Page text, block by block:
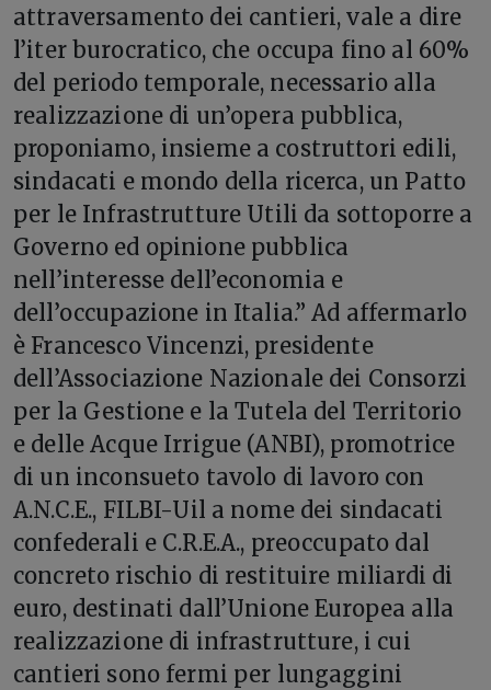
attraversamento dei cantieri, vale a dire
l’iter burocratico, che occupa fino al 60%
del periodo temporale, necessario alla
realizzazione di un’opera pubblica,
proponiamo, insieme a costruttori edili,
sindacati e mondo della ricerca, un Patto
per le Infrastrutture Utili da sottoporre a
Governo ed opinione pubblica
nell’interesse dell’economia e
dell’occupazione in Italia.” Ad affermarlo
è Francesco Vincenzi, presidente
dell’Associazione Nazionale dei Consorzi
per la Gestione e la Tutela del Territorio
e delle Acque Irrigue (ANBI), promotrice
di un inconsueto tavolo di lavoro con
A.N.C.E., FILBI-Uil a nome dei sindacati
confederali e C.R.E.A., preoccupato dal
concreto rischio di restituire miliardi di
euro, destinati dall’Unione Europea alla
realizzazione di infrastrutture, i cui
cantieri sono fermi per lungaggini